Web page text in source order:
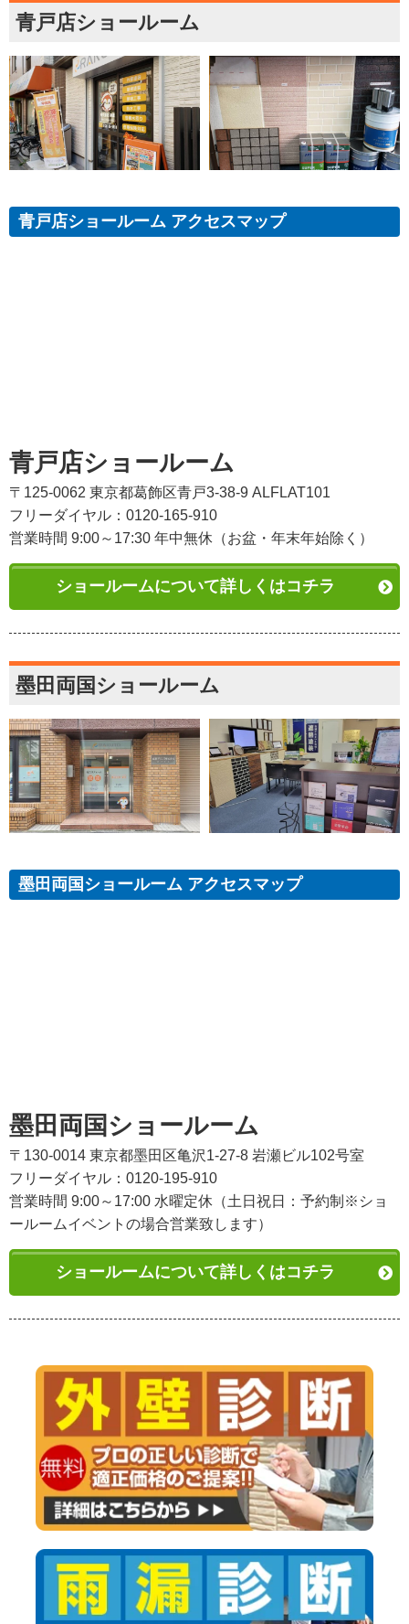
青戸店ショールーム
青戸店ショールーム アクセスマップ
青戸店ショールーム
〒125-0062 東京都葛飾区青戸3-38-9 ALFLAT101
フリーダイヤル：0120-165-910
営業時間 9:00～17:30 年中無休（お盆・年末年始除く）
ショールームについて詳しくはコチラ
墨田両国ショールーム
墨田両国ショールーム アクセスマップ
墨田両国ショールーム
〒130-0014 東京都墨田区亀沢1-27-8 岩瀬ビル102号室
フリーダイヤル：0120-195-910
営業時間 9:00～17:00 水曜定休（土日祝日：予約制※ショ
ールームイベントの場合営業致します）
ショールームについて詳しくはコチラ